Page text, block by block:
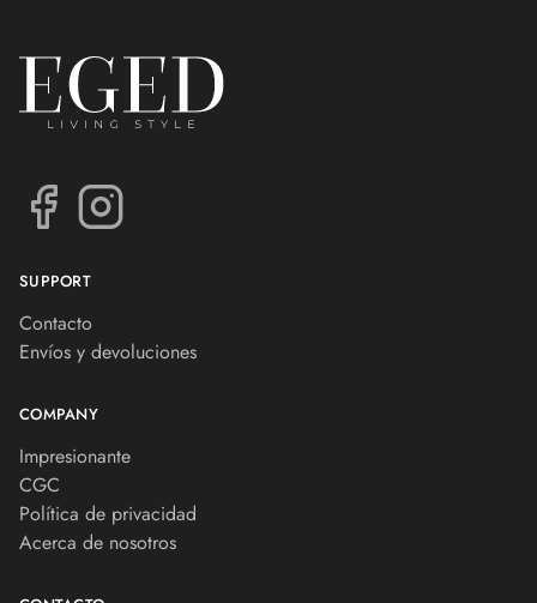
SUPPORT
Contacto
Envíos y devoluciones
COMPANY
Impresionante
CGC
Política de privacidad
Acerca de nosotros